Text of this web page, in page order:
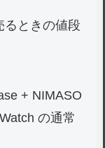
るときの値段
+ NIMASO
の通常